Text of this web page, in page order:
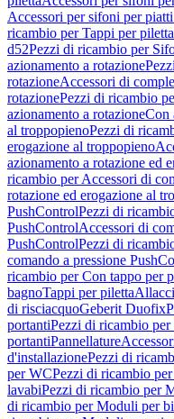
Accessori per sifoni per
ricambio per Tappi per piletta
d52Pezzi di ricambio per
azionamento a rotazione
rotazioneAccessori di
rotazionePezzi di ricambio
azionamento a rotazioneCon
al troppopienoPezzi di
erogazione al troppopieno
azionamento a rotazione ed
ricambio per Accessori di
rotazione ed erogazione al
PushControlPezzi di
PushControlAccessori di
PushControlPezzi di
comando a pressione
ricambio per Con tappo per
bagnoTappi per piletta
di risciacquoGeberit Duofix
portantiPezzi di ricambio per
portantiPannellature
d'installazionePezzi di
per WCPezzi di ricambio
lavabiPezzi di ricambio per
di ricambio per Moduli per